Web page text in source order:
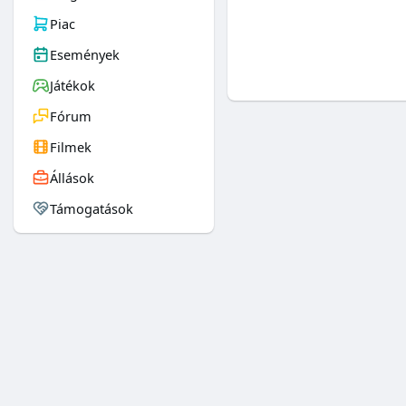
Piac
Események
Játékok
Fórum
Filmek
Állások
Támogatások